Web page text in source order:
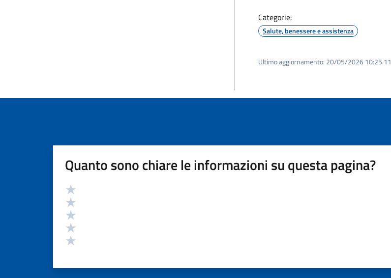
Categorie:
Salute, benessere e assistenza
Ultimo aggiornamento: 20/05/2026 10:25.11
Quanto sono chiare le informazioni su questa pagina?
Valutazione